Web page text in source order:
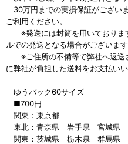
30万円までの実損保証がござい
ご利用ください。
※発送には封筒を用いておりま
ルでの発送となる場合がございます
※ご住所の不備等で弊社へ返送
に弊社が負担した送料をお支払いい
ゆうパック60サイズ
■700円
関東：東京都
東北：青森県 岩手県 宮城県
関東：茨城県 栃木県 群馬県